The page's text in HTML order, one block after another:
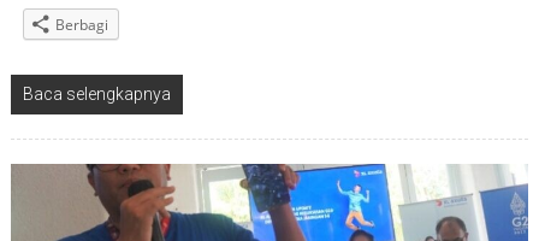
Berbagi
Baca selengkapnya